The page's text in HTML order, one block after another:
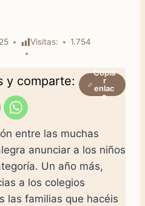
Visitas: 1.754
y comparte:
Copia
r
enlac
e
entre las muchas
anunciar a los niños
Un año más,
a los colegios
las familias que hacéis